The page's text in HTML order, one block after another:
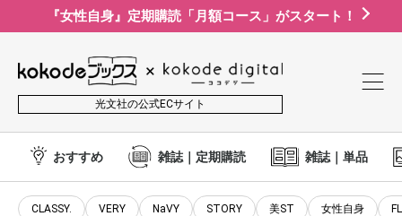
『女性自身』定期購読「月額コース」がスタート！
光文社の公式ECサイト
おすすめ 雑誌｜定期購読 雑誌｜単品
CLASSY. VERY NaVY STORY 美ST 女性自身